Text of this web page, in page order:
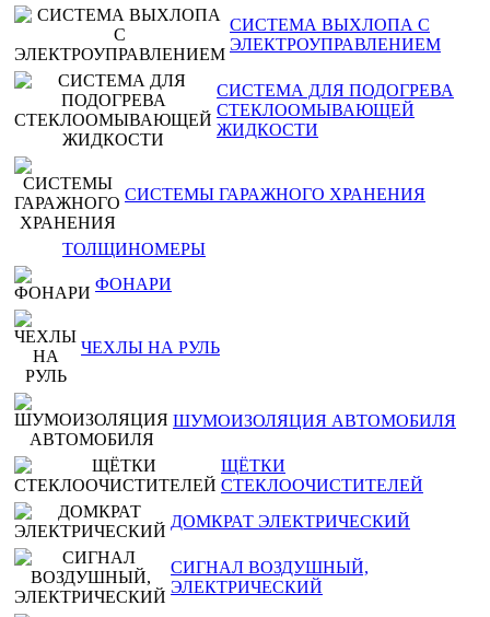
СИСТЕМА ВЫХЛОПА С
ЭЛЕКТРОУПРАВЛЕНИЕМ
СИСТЕМА ДЛЯ ПОДОГРЕВА
СТЕКЛООМЫВАЮЩЕЙ
ЖИДКОСТИ
СИСТЕМЫ ГАРАЖНОГО ХРАНЕНИЯ
ТОЛЩИНОМЕРЫ
ФОНАРИ
ЧЕХЛЫ НА РУЛЬ
ШУМОИЗОЛЯЦИЯ АВТОМОБИЛЯ
ЩЁТКИ
СТЕКЛООЧИСТИТЕЛЕЙ
ДОМКРАТ ЭЛЕКТРИЧЕСКИЙ
СИГНАЛ ВОЗДУШНЫЙ,
ЭЛЕКТРИЧЕСКИЙ